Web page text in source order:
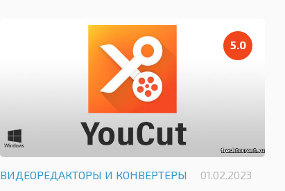
5.0
ВИДЕОРЕДАКТОРЫ И КОНВЕРТЕРЫ 01.02.2023